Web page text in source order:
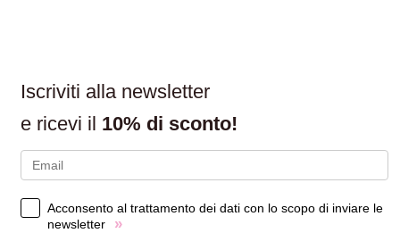
Iscriviti alla newsletter
e ricevi il 10% di sconto!
Acconsento al trattamento dei dati con lo scopo di inviare le
newsletter
»